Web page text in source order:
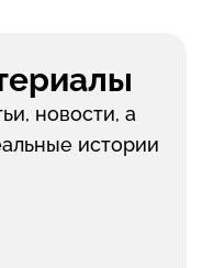
составляет
новости, а
истории